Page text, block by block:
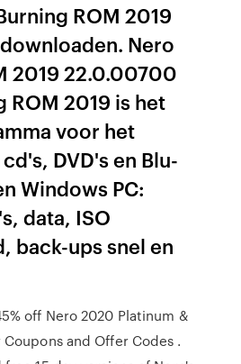
ROM 2019
Nero
2019 22.0.00700
ROM 2019 is het
voor het
DVD's en Blu-
Windows PC:
data, ISO
back-ups snel en
off Nero 2020 Platinum &
and Offer Codes .